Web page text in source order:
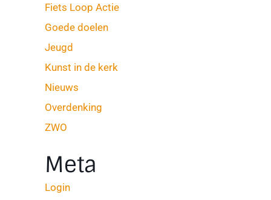
Fiets Loop Actie
Goede doelen
Jeugd
Kunst in de kerk
Nieuws
Overdenking
ZWO
Meta
Login